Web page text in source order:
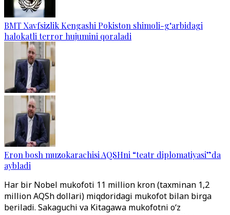
BMT Xavfsizlik Kengashi Pokiston shimoli-g‘arbidagi
halokatli terror hujumini qoraladi
Eron bosh muzokarachisi AQSHni “teatr diplomatiyasi”da
aybladi
Har bir Nobel mukofoti 11 million kron (taxminan 1,2
million AQSh dollari) miqdoridagi mukofot bilan birga
beriladi. Sakaguchi va Kitagawa mukofotni o‘z